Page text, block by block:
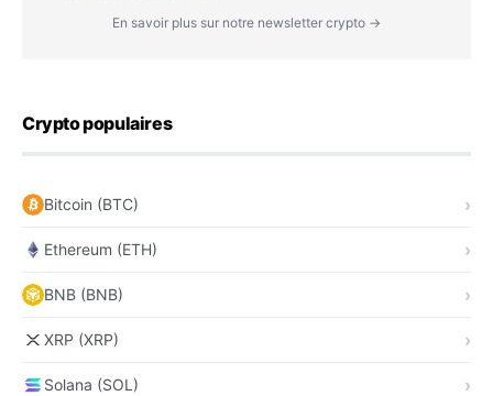
En savoir plus sur notre newsletter crypto →
Crypto populaires
Bitcoin (BTC)
Ethereum (ETH)
BNB (BNB)
XRP (XRP)
Solana (SOL)